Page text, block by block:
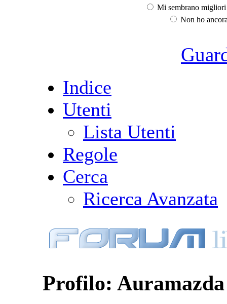
Mi sembrano
Non ho
Indice
Utenti
Lista Utenti
Regole
Cerca
Ricerca Avanzata
Profilo: Auramazda